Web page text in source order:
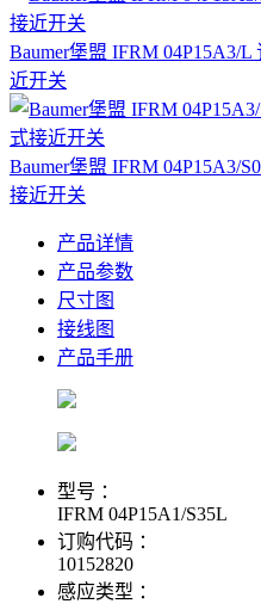
Baumer堡盟 IFRM 04P15A3/
近开关
Baumer堡盟 IFRM 04P15A3/
接近开关
产品详情
产品参数
尺寸图
接线图
产品手册
型号 ：
IFRM 04P15A1/S35L
订购代码 ：
10152820
感应类型 ：